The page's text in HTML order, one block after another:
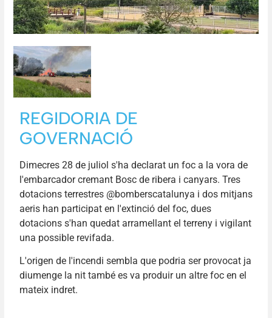
REGIDORIA DE
GOVERNACIÓ
Dimecres 28 de juliol s'ha declarat un foc a la vora de
l'embarcador cremant Bosc de ribera i canyars. Tres
dotacions terrestres @bomberscatalunya i dos mitjans
aeris han participat en l'extinció del foc, dues
dotacions s'han quedat arramellant el terreny i vigilant
una possible revifada.
L'origen de l'incendi sembla que podria ser provocat ja
diumenge la nit també es va produir un altre foc en el
mateix indret.